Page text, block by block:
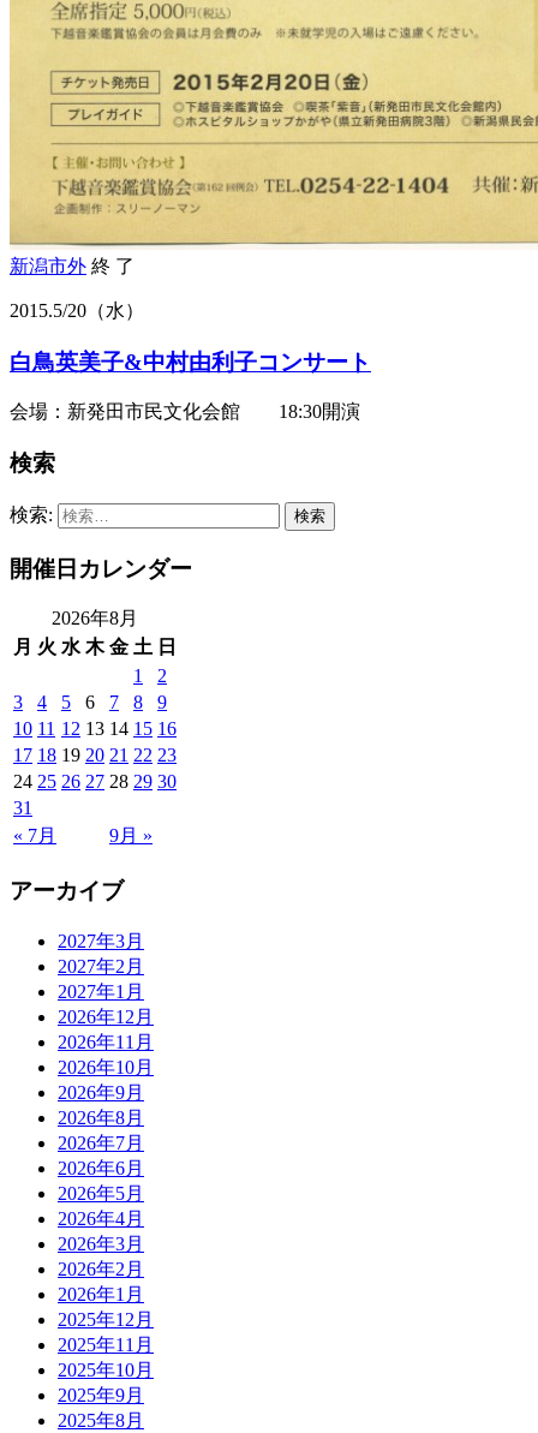
新潟市外 終 了
2015.5/20 （水）
白鳥英美子&中村由利子コンサート
会場：新発田市民文化会館 18:30開演
検索
検索:
開催日カレンダー
2026年8月
月 火 水 木 金 土 日
« 7月 9月 »
1
2
3
4 5 6 7 8
9
10 11 12 13 14 15 16
17 18 19 20 21 22 23
24 25 26 27 28 29 30
31
アーカイブ
2027年3月
2027年2月
2027年1月
2026年12月
2026年11月
2026年10月
2026年9月
2026年8月
2026年7月
2026年6月
2026年5月
2026年4月
2026年3月
2026年2月
2026年1月
2025年12月
2025年11月
2025年10月
2025年9月
2025年8月